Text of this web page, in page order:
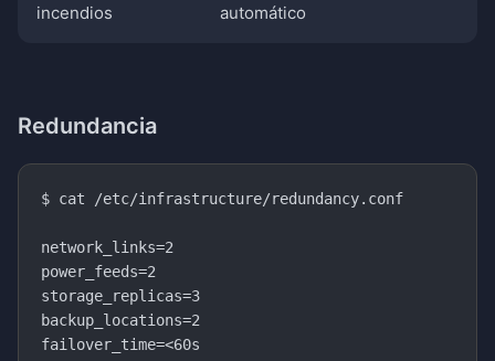
incendios
automático
Redundancia
$ cat /etc/infrastructure/redundancy.conf
network_links=2
power_feeds=2
storage_replicas=3
backup_locations=2